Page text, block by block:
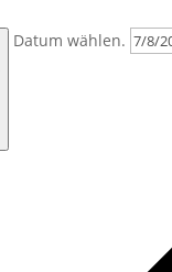
Datum wählen.